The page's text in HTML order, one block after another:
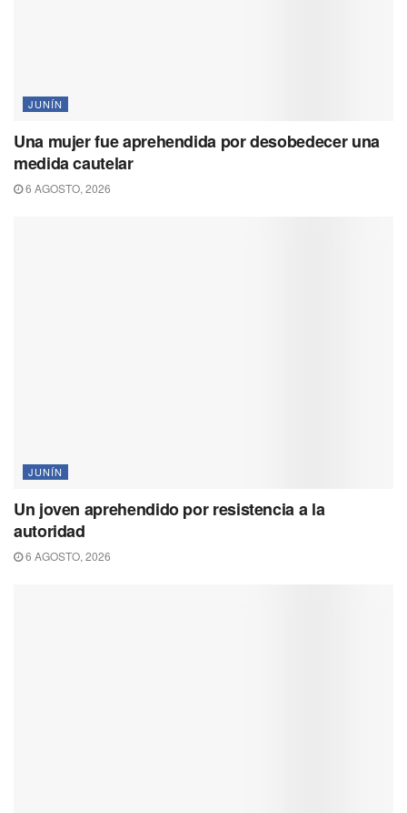
JUNÍN
Una mujer fue aprehendida por desobedecer una
medida cautelar
6 AGOSTO, 2026
JUNÍN
Un joven aprehendido por resistencia a la
autoridad
6 AGOSTO, 2026